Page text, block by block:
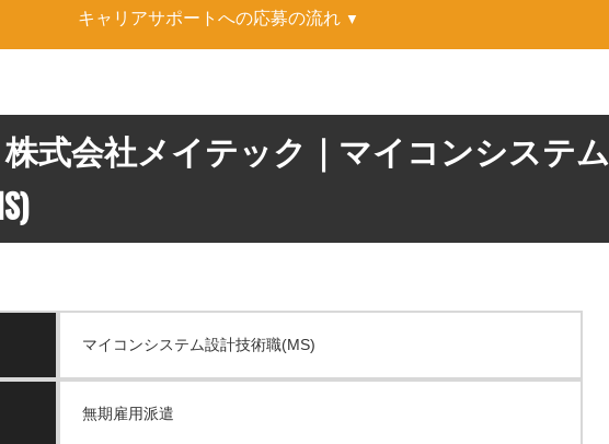
キャリアサポートへの応募の流れ
株式会社メイテック｜マイコンシステム
マイコンシステム設計技術職(MS)
無期雇用派遣